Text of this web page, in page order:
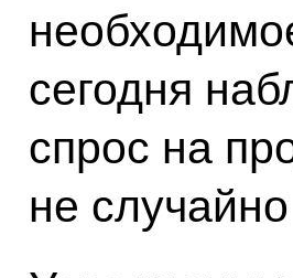
сегодня
спрос на
не